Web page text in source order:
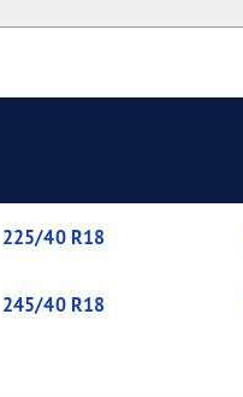
225/40 R18
245/40 R18